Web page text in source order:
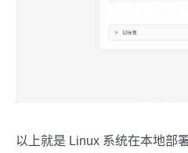
以上就是 Linux 系统在本地部